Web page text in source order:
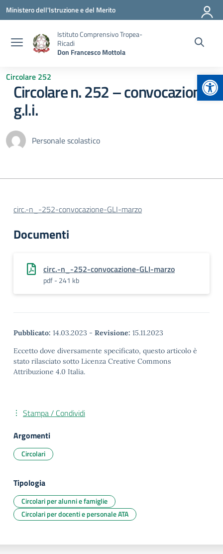
Vai ai contenuti
Vai al menu di navigazione
Vai al footer
Ministero dell'Istruzione e del Merito
Istituto Comprensivo Tropea-
Ricadi
Don Francesco Mottola
Circolare 252
Circolare n. 252 – convocazione
g.l.i.
Personale scolastico
circ.-n_-252-convocazione-GLI-marzo
Documenti
circ.-n_-252-convocazione-GLI-marzo
pdf - 241 kb
Pubblicato: 14.03.2023 - Revisione: 15.11.2023
Eccetto dove diversamente specificato, questo articolo è
stato rilasciato sotto Licenza Creative Commons
Attribuzione 4.0 Italia.
Stampa / Condividi
Argomenti
Circolari
Tipologia
Circolari per alunni e famiglie
Circolari per docenti e personale ATA